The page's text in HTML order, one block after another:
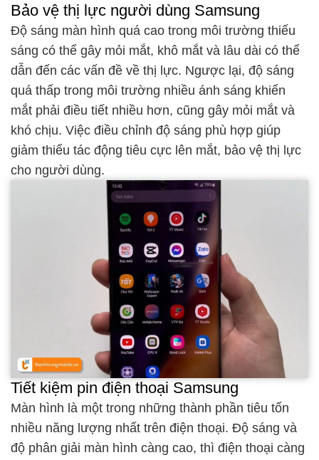
Bảo vệ thị lực người dùng Samsung
Độ sáng màn hình quá cao trong môi trường thiếu
sáng có thể gây mỏi mắt, khô mắt và lâu dài có thể
dẫn đến các vấn đề về thị lực. Ngược lại, độ sáng
quá thấp trong môi trường nhiều ánh sáng khiến
mắt phải điều tiết nhiều hơn, cũng gây mỏi mắt và
khó chịu. Việc điều chỉnh độ sáng phù hợp giúp
giảm thiểu tác động tiêu cực lên mắt, bảo vệ thị lực
cho người dùng.
Tiết kiệm pin điện thoại Samsung
Màn hình là một trong những thành phần tiêu tốn
nhiều năng lượng nhất trên điện thoại. Độ sáng và
độ phân giải màn hình càng cao, thì điện thoại càng